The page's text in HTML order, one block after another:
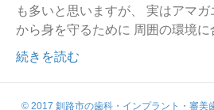
も多いと思いますが、 実はアマ
から身を守るために 周囲の環境
続きを読む
© 2017 釧路市の歯科・インプラント・審美